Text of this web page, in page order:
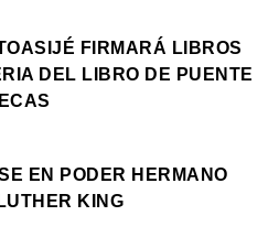
FIRMARÁ LIBROS
DEL LIBRO DE PUENTE
EN PODER HERMANO
KING